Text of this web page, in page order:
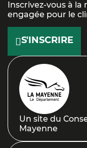
sur
Inscrivez-vous à
engagée pour le
S'INSCRIRE
Un site du
Mayenne